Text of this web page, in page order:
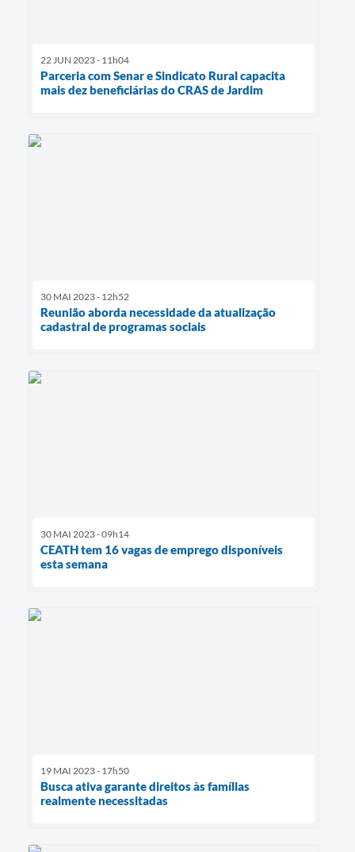
22 JUN 2023 - 11h04
Parceria com Senar e Sindicato Rural capacita
mais dez beneficiárias do CRAS de Jardim
30 MAI 2023 - 12h52
Reunião aborda necessidade da atualização
cadastral de programas sociais
30 MAI 2023 - 09h14
CEATH tem 16 vagas de emprego disponíveis
esta semana
19 MAI 2023 - 17h50
Busca ativa garante direitos às famílias
realmente necessitadas